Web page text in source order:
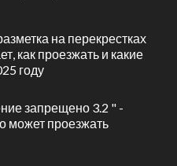
на перекрестках
как проезжать и какие
году
запрещено 3.2 " -
может проезжать